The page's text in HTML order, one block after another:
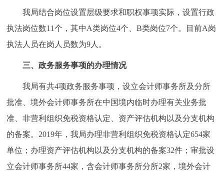
我局结合岗位设置层级要求和职权事项实际，设置行政
执法岗位数11个，其中A类岗位4个、B类岗位7个。目前A岗
执法人员在岗人员数为9人。
三、政务服务事项的办理情况
我局有共4项政务服务事项，设立会计师事务所及分所
批准、境外会计师事务所在中国境内临时办理有关业务批
准、非营利组织免税资格认定、资产评估机构以及分支机构
的备案。2019年，我局办理非营利组织免税资格认定654家
单位；办理资产评估机构以及分支机构的备案32件；审批设
立会计师事务所44家，含会计师事务所分所2家，境外会计